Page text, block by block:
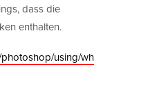
dass die
enthalten.
using/wh